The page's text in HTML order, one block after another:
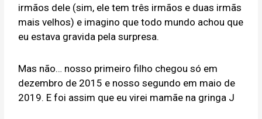
irmãos dele (sim, ele tem três irmãos e duas irmãs
mais velhos) e imagino que todo mundo achou que
eu estava gravida pela surpresa.
Mas não… nosso primeiro filho chegou só em
dezembro de 2015 e nosso segundo em maio de
2019. E foi assim que eu virei mamãe na gringa J